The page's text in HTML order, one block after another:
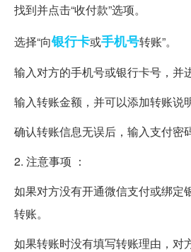
找到并点击“收付款”选项。
选择“向银行卡或手机号转账”。
输入对方的手机号或银行卡号，并
输入转账金额，并可以添加转账说明
确认转账信息无误后，输入支付密
2. 注意事项 ：
如果对方没有开通微信支付或绑定
转账。
如果转账时没有填写转账理由，对